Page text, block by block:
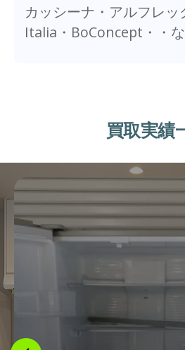
カッシーナ・アルフレッ
Italia・BoConcept・・
買取実績